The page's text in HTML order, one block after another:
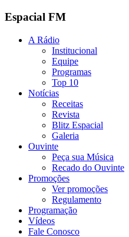
Espacial FM
A Rádio
Institucional
Equipe
Programas
Top 10
Notícias
Receitas
Revista
Blitz Espacial
Galeria
Ouvinte
Peça sua Música
Recado do Ouvinte
Promoções
Ver promoções
Regulamento
Programação
Vídeos
Fale Conosco